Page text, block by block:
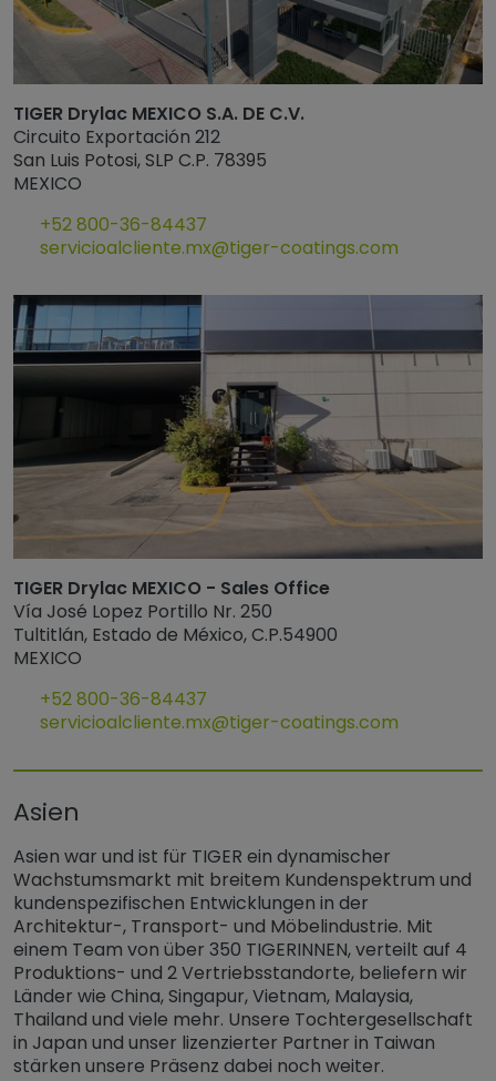
TIGER Drylac MEXICO S.A. DE C.V.
Circuito Exportación 212
San Luis Potosi, SLP C.P. 78395
MEXICO
+52 800-36-84437
servicioalcliente.mx@tiger-coatings.com
TIGER Drylac MEXICO - Sales Office
Vía José Lopez Portillo Nr. 250
Tultitlán, Estado de México, C.P.54900
MEXICO
+52 800-36-84437
servicioalcliente.mx@tiger-coatings.com
Asien
Asien war und ist für TIGER ein dynamischer
Wachstumsmarkt mit breitem Kundenspektrum und
kundenspezifischen Entwicklungen in der
Architektur-, Transport- und Möbelindustrie. Mit
einem Team von über 350 TIGERINNEN, verteilt auf 4
Produktions- und 2 Vertriebsstandorte, beliefern wir
Länder wie China, Singapur, Vietnam, Malaysia,
Thailand und viele mehr. Unsere Tochtergesellschaft
in Japan und unser lizenzierter Partner in Taiwan
stärken unsere Präsenz dabei noch weiter.